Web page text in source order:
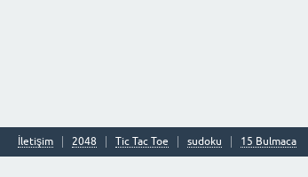
İletişim 2048 Tic Tac Toe sudoku 15 Bulmaca